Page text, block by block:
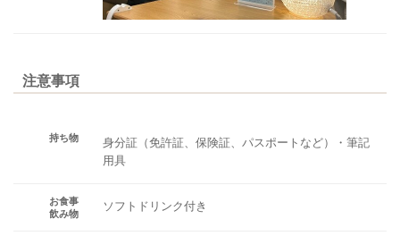
注意事項
持ち物
身分証（免許証、保険証、パスポートなど）・筆記
用具
お食事
飲み物
ソフトドリンク付き